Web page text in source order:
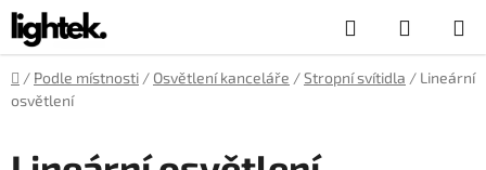
Přejít
na
obsah
Hledat
KOŠÍK
Domů
/ Podle místnosti / Osvětlení kanceláře /Stropní svítidla / Lineární
osvětlení